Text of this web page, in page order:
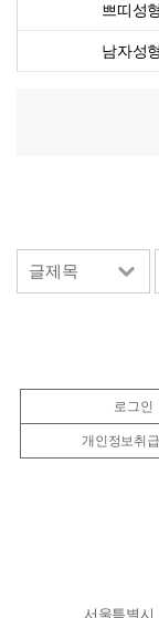
쁘띠성형
남자성형
로그인
개인정보취
서울특별시